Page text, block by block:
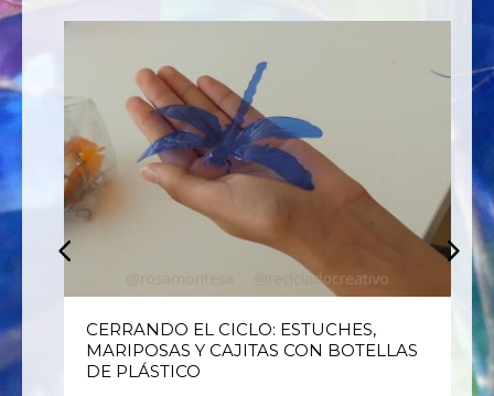
CERRANDO EL CICLO: ESTUCHES,
MARIPOSAS Y CAJITAS CON BOTELLAS
DE PLÁSTICO